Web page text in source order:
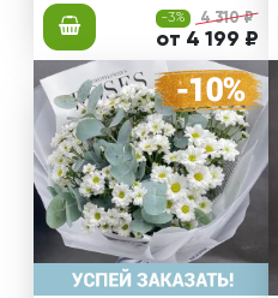
-3% 4 310 ₽
от 4 199 ₽